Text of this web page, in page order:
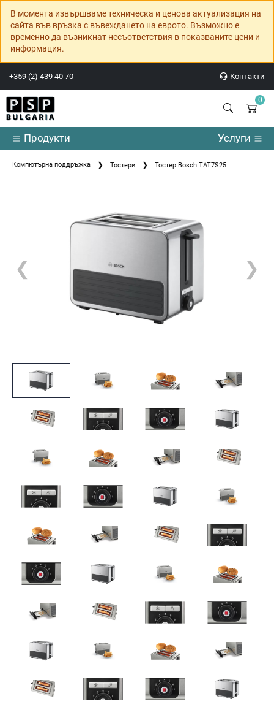
В момента извършваме техническа и ценова актуализация на
сайта във връзка с въвеждането на еврото. Възможно е
временно да възникнат несъответствия в показваните цени и
информация.
+359 (2) 439 40 70 Контакти
0
Продукти Услуги
Компютърна поддръжка Тостери Тостер Bosch TAT7S25
❮ ❯